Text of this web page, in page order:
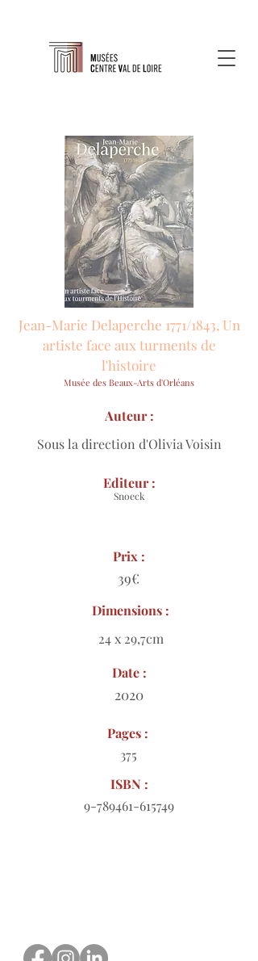
Jean-Marie Delaperche 1771/1843, Un
artiste face aux turments de
l'histoire
Musée des Beaux-Arts d'Orléans
Sous la direction d'Olivia Voisin
Auteur :
Snoeck
Editeur :
Prix :
39€
Dimensions :
24 x 29,7cm
Date :
2020
Pages :
375
ISBN :
9-789461-615749